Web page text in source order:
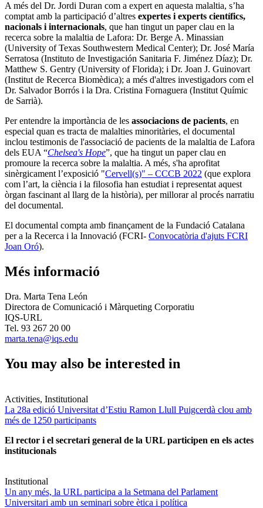
A més del Dr. Jordi Duran com a expert en aquesta malaltia, s’ha
comptat amb la participació d’altres expertes i experts científics,
nacionals i internacionals, que han tingut un paper clau en la
recerca sobre la malaltia de Lafora: Dr. Berge A. Minassian
(University of Texas Southwestern Medical Center); Dr. José María
Serratosa (Instituto de Investigación Sanitaria F. Jiménez Díaz); Dr.
Matthew S. Gentry (University of Florida); i Dr. Joan J. Guinovart
(Institut de Recerca Biomèdica); a més d'altres investigadors com el
Dr. Salvador Borrós i la Dra. Cristina Fornaguera (Institut Químic
de Sarrià).
Per entendre la importància de les associacions de pacients, en
especial quan es tracta de malalties minoritàries, el documental
inclou testimonis de l'associació de pacients de la malaltia de Lafora
dels EUA “Chelsea's Hope”, que ha tingut un paper clau en
promoure la recerca sobre la malaltia. A més, s'ha aprofitat
sinèrgicament l’exposició "Cervell(s)" – CCCB 2022 (que explora
com l’art, la ciència i la filosofia han estudiat i representat aquest
òrgan fascinant al llarg de la història), per millorar al procés narratiu
del documental.
El documental compta amb finançament de la Fundació Catalana
per a la Recerca i la Innovació (FCRI- Convocatòria d'ajuts FCRI
Joan Oró).
Més informació
Dra. Marta Tena León
Directora de Comunicació i Màrqueting Corporatiu
IQS-URL
Tel. 93 267 20 00
marta.tena@iqs.edu
You may also be interested in
Activities, Institutional
La 28a edició Universitat d’Estiu Ramon Llull Puigcerdà clou amb
més de 1250 participants
El rector i el secretari general de la URL participen en els actes
institucionals
Institutional
Un any més, la URL participa a la Setmana del Parlament
Universitari amb un seminari sobre ètica i política